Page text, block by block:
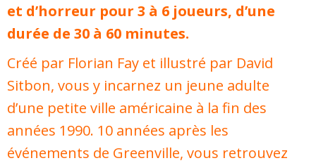
et d’horreur pour 3 à 6 joueurs, d’une
durée de 30 à 60 minutes.
Créé par Florian Fay et illustré par David
Sitbon, vous y incarnez un jeune adulte
d’une petite ville américaine à la fin des
années 1990. 10 années après les
événements de Greenville, vous retrouvez